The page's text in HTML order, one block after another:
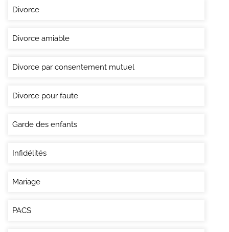
Divorce
Divorce amiable
Divorce par consentement mutuel
Divorce pour faute
Garde des enfants
Infidélités
Mariage
PACS